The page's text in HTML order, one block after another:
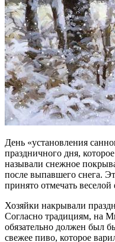
День «установления
праздничного дня,
называли снежное
после выпавшего снега.
принято отмечать веселой
Хозяйки накрывали
Согласно традициям, на
обязательно должен был
свежее пиво, которое